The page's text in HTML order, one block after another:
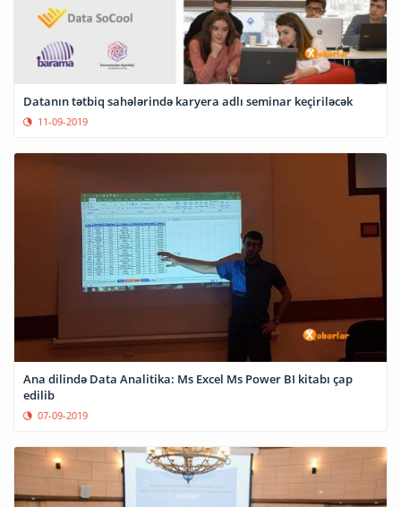
Datanın tətbiq sahələrində karyera adlı seminar keçiriləcək
11-09-2019
Ana dilində Data Analitika: Ms Excel Ms Power BI kitabı çap
edilib
07-09-2019